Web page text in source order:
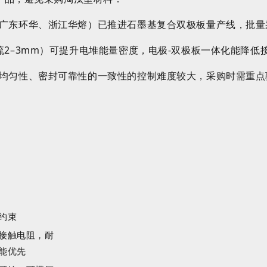
东环华、浙江华熔）已推进石墨基复合双极板量产线，批
）可提升电堆能量密度，电极-双极板一体化能降低
匀性、密封可靠性的一致性的控制难度较大，采购时需重
束
触电阻，耐
优先